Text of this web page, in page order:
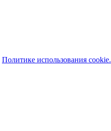
Политике использования cookie.